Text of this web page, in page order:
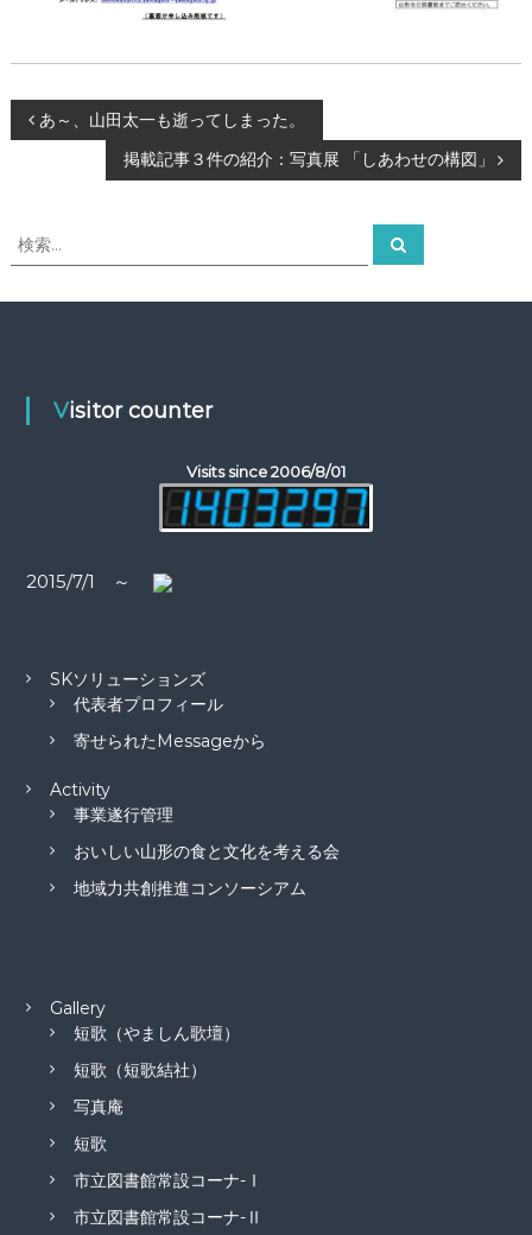
投
ナ
ー
あ～、山田太一も逝ってしまった。
掲載記事３件の紹介：写真展 「しあわせの構図」
検
索
象
検
索
Visitor counter
Visits since 2006/8/01
2015/7/1 ～
SKソリューションズ
代表者プロフィール
寄せられたMessageから
Activity
事業遂行管理
おいしい山形の食と文化を考える会
地域力共創推進コンソーシアム
Gallery
短歌（やましん歌壇）
短歌（短歌結社）
写真庵
短歌
市立図書館常設コーナ-Ⅰ
市立図書館常設コーナ-Ⅱ